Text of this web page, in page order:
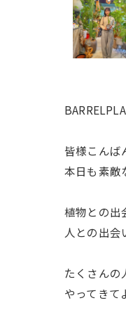
皆様こんば
本日も素敵
植物との出
人との出会
たくさんの
やってきて